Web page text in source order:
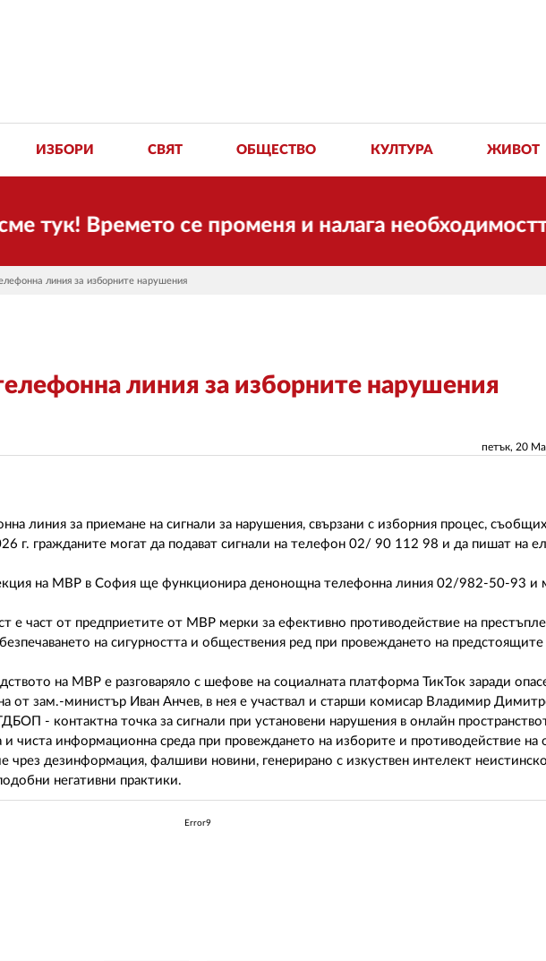
ИЗБОРИ СВЯТ ОБЩЕСТВО КУЛТУРА ЖИВОТ
Времето се променя и налага необходимостта
линия за изборните нарушения
линия за изборните нарушения
петък, 20
линия за приемане на сигнали за нарушения, свързани с изборния процес,
г. гражданите могат да подават сигнали на телефон 02/ 90 112 98 и да пишат на
на МВР в София ще функционира денонощна телефонна линия 02/982-50-93 и
е част от предприетите от МВР мерки за ефективно противодействие на
на сигурността и обществения ред при провеждането на предстоящите
на МВР е разговаряло с шефове на социалната платформа ТикТок заради
от зам.-министър Иван Анчев, в нея е участвал и старши комисар Владимир
- контактна точка за сигнали при установени нарушения в онлайн
и чиста информационна среда при провеждането на изборите и противодействие на
чрез дезинформация, фалшиви новини, генерирано с изкуствен интелект
негативни практики.
Error9